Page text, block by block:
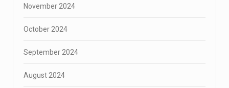
November 2024
October 2024
September 2024
August 2024